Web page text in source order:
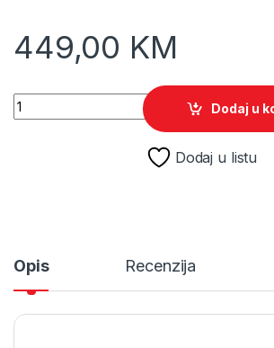
449,00 KM
Pametni sat Huawei Watch GT 6 46mm
Dodaj u
Dodaj u listu
Opis Recenzija